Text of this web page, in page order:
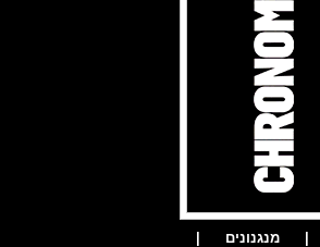
מנגנונים